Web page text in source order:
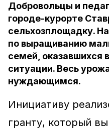
Добровольцы и
городе-курорте
сельхозплощадку.
по выращиванию
семей, оказавшихся
ситуации. Весь
нуждающимся.
Инициативу
гранту, который